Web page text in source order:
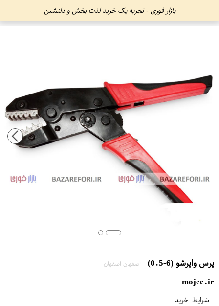
بازار فوری - تجربه یک خرید لذت بخش و دلنشین
پرس وایرشو (6-0.5) اصفهان اصفهان
mojee.ir
شرایط خرید